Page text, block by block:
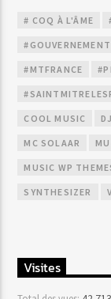
# COQ À L'ÂME
#GOUVERNEMENT
#MTFRANCE
COOL MUSIC DJ
MC SOLAAR
MUSIC WP
SYNTHESIZER
Visites